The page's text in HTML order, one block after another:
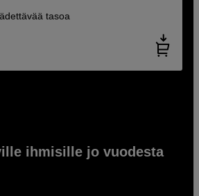
tasoa
ihmisille jo vuodesta